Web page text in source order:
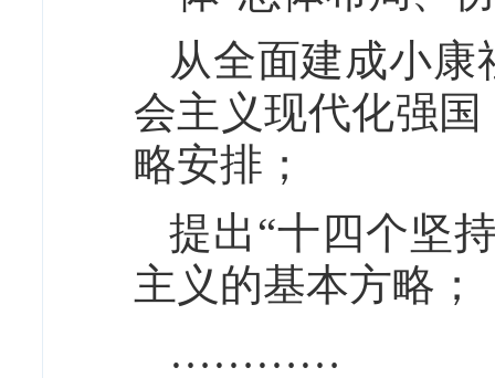
从全面建成小
会主义现代化强
略安排；
提出“十四个坚
主义的基本方略；
…………